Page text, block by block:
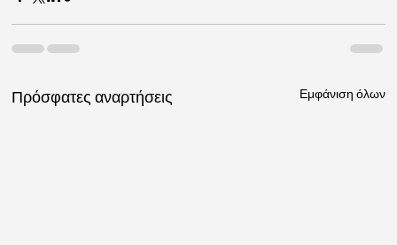
Πρόσφατες αναρτήσεις Εμφάνιση όλων